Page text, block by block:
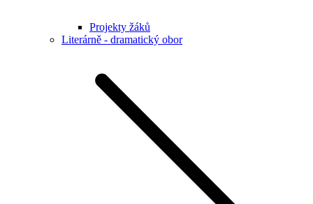
Projekty žáků
Literárně - dramatický obor